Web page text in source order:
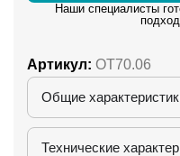
Наши специалисты
Артикул: OT70.06
Общие
Технические